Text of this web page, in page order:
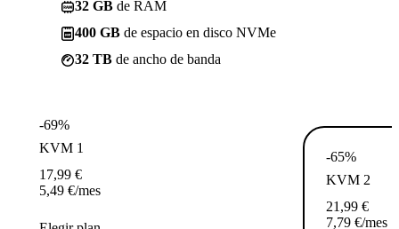
32 GB de RAM
400 GB de espacio en disco NVMe
32 TB de ancho de banda
-69%
KVM 1
17,99 €
5,49 €/mes
-65%
KVM 2
21,99 €
7,79 €/mes